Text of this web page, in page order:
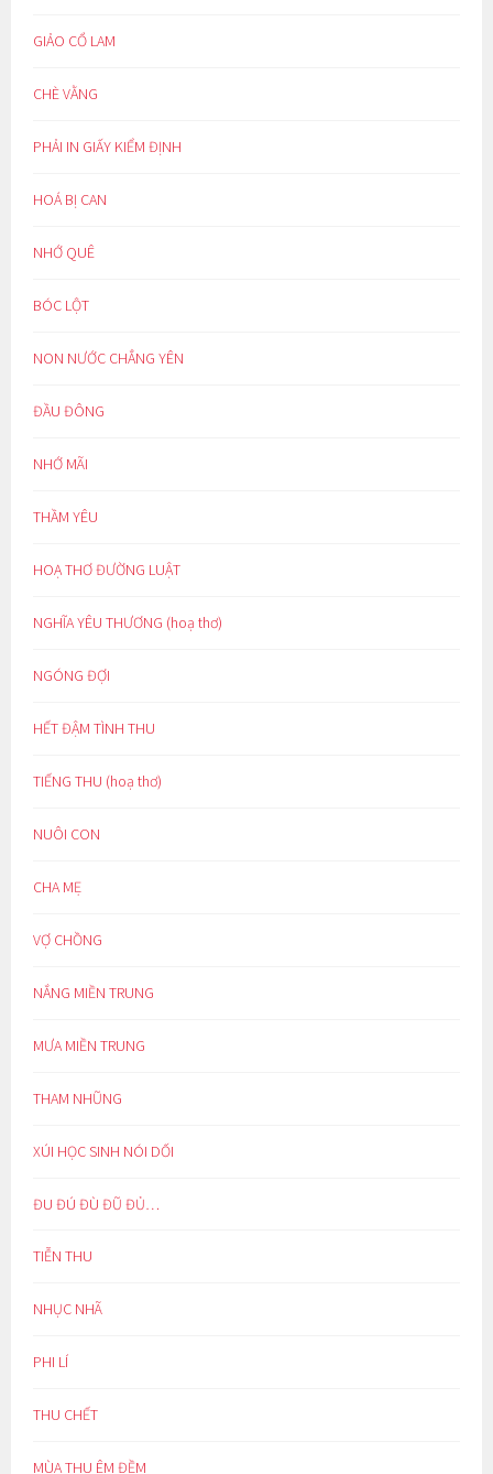
GIẢO CỔ LAM
CHÈ VẰNG
PHẢI IN GIẤY KIỂM ĐỊNH
HOÁ BỊ CAN
NHỚ QUÊ
BÓC LỘT
NON NƯỚC CHẲNG YÊN
ĐẦU ĐÔNG
NHỚ MÃI
THẦM YÊU
HOẠ THƠ ĐƯỜNG LUẬT
NGHĨA YÊU THƯƠNG (hoạ thơ)
NGÓNG ĐỢI
HẾT ĐẬM TÌNH THU
TIẾNG THU (hoạ thơ)
NUÔI CON
CHA MẸ
VỢ CHỒNG
NẮNG MIỀN TRUNG
MƯA MIỀN TRUNG
THAM NHŨNG
XÚI HỌC SINH NÓI DỐI
ĐU ĐÚ ĐÙ ĐŨ ĐỦ…
TIỄN THU
NHỤC NHÃ
PHI LÍ
THU CHẾT
MÙA THU ÊM ĐỀM